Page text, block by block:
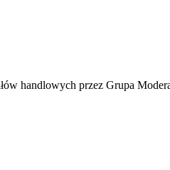
handlowych przez Grupa